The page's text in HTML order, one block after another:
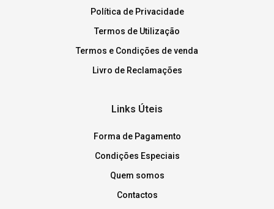
Política de Privacidade
Termos de Utilização
Termos e Condições de venda
Livro de Reclamações
Links Úteis
Forma de Pagamento
Condições Especiais
Quem somos
Contactos